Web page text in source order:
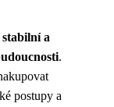
stabilní a
.
postupy a